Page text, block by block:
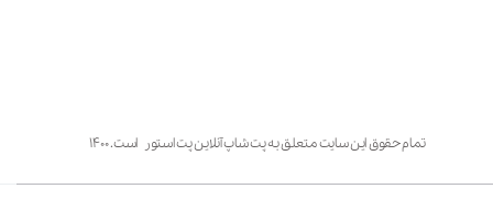
تمام حقوق این سایت متعلق به پت شاپ آنلاین پت استور است. ۱۴۰۰